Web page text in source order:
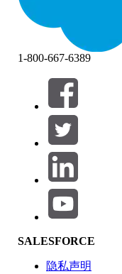
筛选器 (0)
选择筛选器
产品区域
功能影响
1-800-667-6389
SALESFORCE
隐私声明